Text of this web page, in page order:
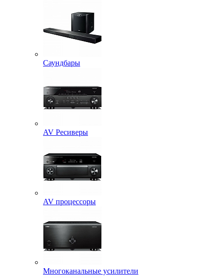
Саундбары
AV Ресиверы
AV процессоры
Многоканальные усилители